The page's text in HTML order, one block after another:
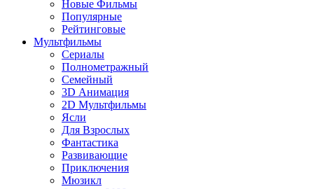
Новые Фильмы
Популярные
Рейтинговые
Мультфильмы
Сериалы
Полнометражный
Семейный
3D Анимация
2D Мультфильмы
Ясли
Для Взрослых
Фантастика
Развивающие
Приключения
Мюзикл